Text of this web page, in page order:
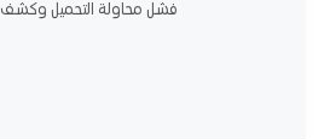
فشل محاولة التحميل وكشف